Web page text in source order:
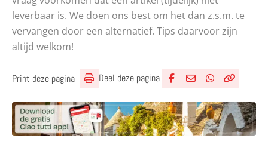
leverbaar is. We doen ons best om het dan z.s.m. te
vervangen door een alternatief. Tips daarvoor zijn
altijd welkom!
Print deze pagina Deel deze pagina